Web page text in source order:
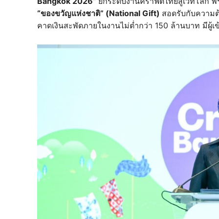
“ของขวัญแห่งชาติ” (National Gift) สอดรับกับความ
คาดเงินสะพัดภายในงานไม่ต่ำกว่า 150 ล้านบาท มีผู้